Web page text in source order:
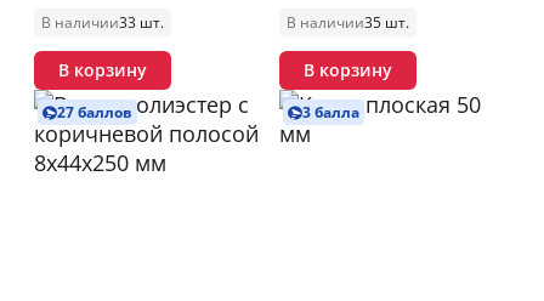
В наличии33 шт.
В корзину
В наличии35 шт.
В корзину
27 баллов 3 балла